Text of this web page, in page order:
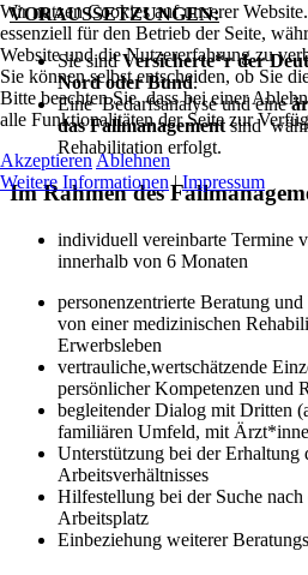
VORAUSSETZUNGEN:
Sie sindVersicherte*r der
Nord oder Bund.
Eine Bedarfsanalyse und eine
das Fallmanagementsind
Rehabilitation erfolgt.
Im Rahmen des
individuell vereinbarte Termine
innerhalb von 6 Monaten
personenzentrierte Beratung
von einer medizinischen
Erwerbsleben
vertrauliche,wertschätzende
persönlicher Kompetenzen und
begleitender Dialog mit Dritten
familiären Umfeld, mit
Unterstützung bei der Erhaltung
Arbeitsverhältnisses
Hilfestellung bei der Suche nach
Arbeitsplatz
Einbeziehung weiterer
Wir nutzen Cookies auf unserer
essenziell für den Betrieb der Seite,
Website und die Nutzererfahrung zu
Sie können selbst entscheiden, ob Sie
Bitte beachten Sie, dass bei einer
alle Funktionalitäten der Seite zur
AkzeptierenAblehnen
Weitere Informationen|Impressum